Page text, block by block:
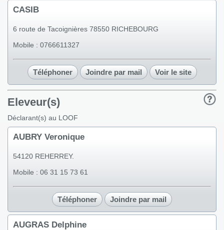
CASIB
6 route de Tacoignières 78550 RICHEBOURG
Mobile : 0766611327
Téléphoner Joindre par mail Voir le site
Eleveur(s)
Déclarant(s) au LOOF
AUBRY Veronique
54120 REHERREY.
Mobile : 06 31 15 73 61
Téléphoner Joindre par mail
AUGRAS Delphine